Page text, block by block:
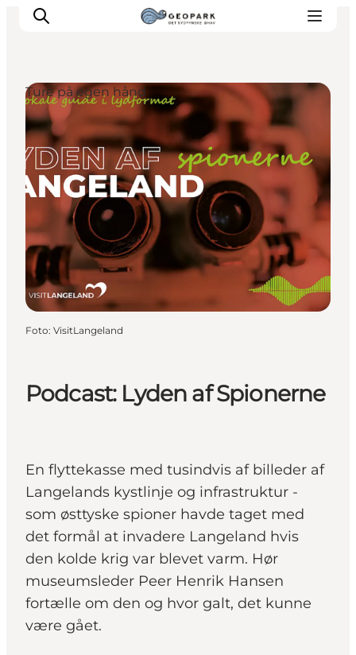
Podcast: Lyden af Spionerne
En flyttekasse med tusindvis af billeder af
Langelands kystlinje og infrastruktur -
som østtyske spioner havde taget med
det formål at invadere Langeland hvis
den kolde krig var blevet varm. Hør
museumsleder Peer Henrik Hansen
fortælle om den og hvor galt, det kunne
være gået.
Ture på egen hånd
Foto: VisitLangeland